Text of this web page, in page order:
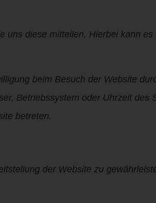
uns diese mitteilen. Hierbei kann
beim Besuch der Website
Betriebssystem oder Uhrzeit des
betreten.
der Website zu